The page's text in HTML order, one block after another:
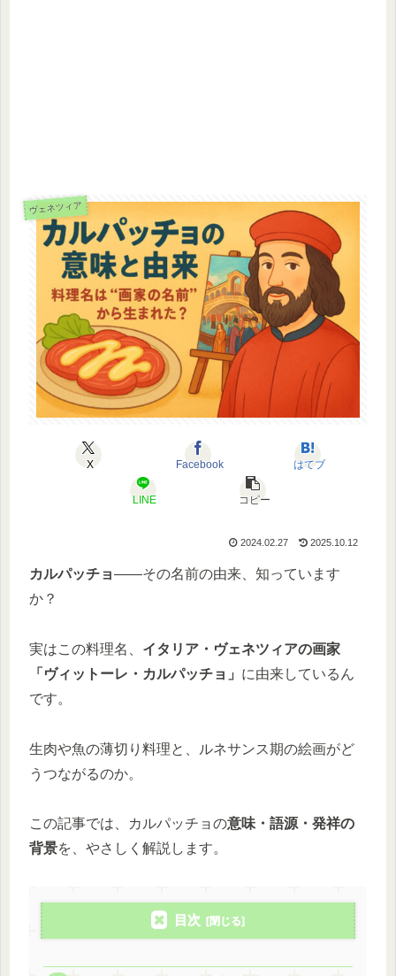
ヴェネツィア
X Facebook はてブ
LINE コピー
2024.02.27 2025.10.12
カルパッチョ――その名前の由来、知っています
か？
実はこの料理名、 イタリア・ヴェネツィアの画家
「ヴィットーレ・カルパッチョ」 に由来しているん
です。
生肉や魚の薄切り料理と、ルネサンス期の絵画がど
うつながるのか。
この記事では、カルパッチョの意味・語源・発祥の
背景を、やさしく解説します。
目次